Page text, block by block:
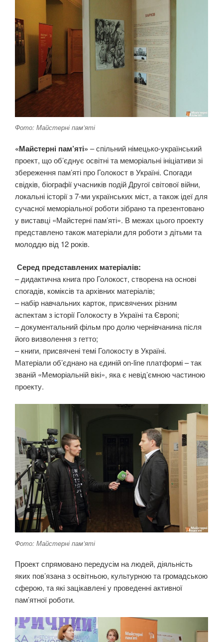
Фото: Майстерні пам’яті
«Майстерні пам’яті» – спільний німецько-український
проект, що об’єднує освітні та меморіальні ініціативи зі
збереження пам’яті про Голокост в Україні. Спогади
свідків, біографії учасників подій Другої світової війни,
локальні історії з 7-ми українських міст, а також ідеї для
сучасної меморіальної роботи зібрано та презентовано
у виставці «Майстерні пам’яті». В межах цього проекту
представлено також матеріали для роботи з дітьми та
молоддю від 12 років.
Серед представлених матеріалів:
– дидактична книга про Голокост, створена на основі
спогадів, коміксів та архівних матеріалів;
– набір навчальних карток, присвячених різним
аспектам з історії Голокосту в Україні та Європі;
– документальний фільм про долю чернівчанина після
його визволення з гетто;
– книги, присвячені темі Голокосту в Україні.
Матеріали об’єднано на єдиній on-line платформі – так
званій «Меморіальній вікі», яка є невід’ємною частиною
проекту.
Фото: Майстерні пам’яті
Проект спрямовано передусім на людей, діяльність
яких пов’язана з освітньою, культурною та громадською
сферою, та які зацікавлені у проведенні активної
пам’ятної роботи.